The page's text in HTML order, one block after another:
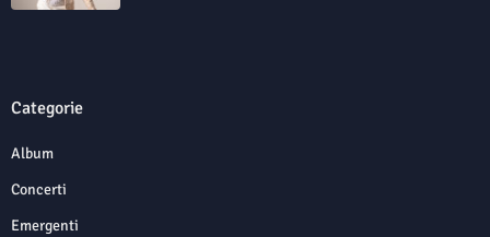
Categorie
Album
Concerti
Emergenti